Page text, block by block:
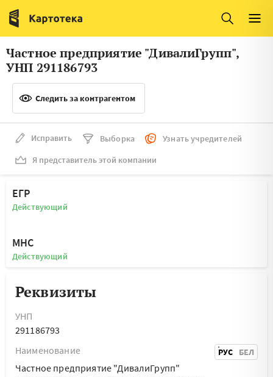
Италия
Люксембург
Литва
Латвия
Словения
Франция
Финляндия
Швеция
Мальта
Частное предприятие "ДивалиГрупп",
УНП 291186793
Следить за контрагентом
Исправить Выборка
Узнать учредителей
Я представитель этой компании
ЕГР
Действующий
МНС
Действующий
Реквизиты
УНП
291186793
Наименование
РУС БЕЛ
Частное предприятие "ДивалиГрупп"